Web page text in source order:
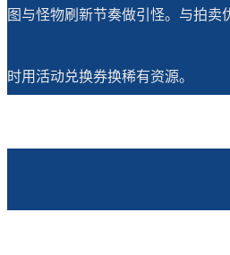
图与怪物刷新节奏做引怪。与拍卖
时用活动兑换券换稀有资源。